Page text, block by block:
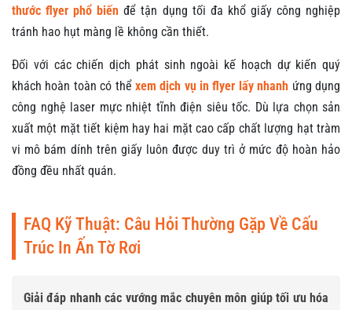
thước flyer phổ biến để tận dụng tối đa khổ giấy công nghiệp
tránh hao hụt màng lề không cần thiết.
Đối với các chiến dịch phát sinh ngoài kế hoạch dự kiến quý
khách hoàn toàn có thể xem dịch vụ in flyer lấy nhanh ứng dụng
công nghệ laser mực nhiệt tĩnh điện siêu tốc. Dù lựa chọn sản
xuất một mặt tiết kiệm hay hai mặt cao cấp chất lượng hạt tràm
vi mô bám dính trên giấy luôn được duy trì ở mức độ hoàn hảo
đồng đều nhất quán.
FAQ Kỹ Thuật: Câu Hỏi Thường Gặp Về Cấu
Trúc In Ấn Tờ Rơi
Giải đáp nhanh các vướng mắc chuyên môn giúp tối ưu hóa